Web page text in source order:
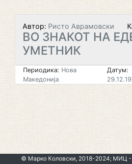
Автор: Ристо Аврамовски
ВО ЗНАКОТ НА
УМЕТНИК
Периодика: Нова
Македонија
Датум:
© Марко Коловски, 2018-2024; МИЦ